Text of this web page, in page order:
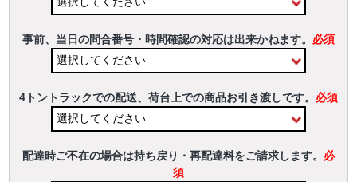
事前、当日の問合番号・時間確認の対応は出来かねます。 必須
4トントラックでの配送、荷台上での商品お引き渡しです。 必須
配達時ご不在の場合は持ち戻り・再配達料をご請求します。 必
須